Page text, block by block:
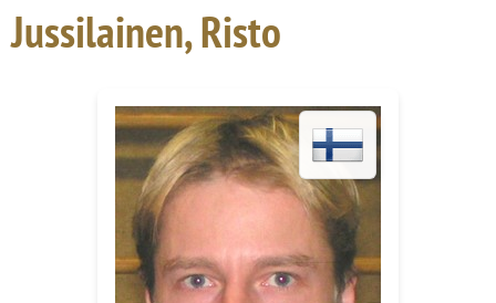
Jussilainen, Risto